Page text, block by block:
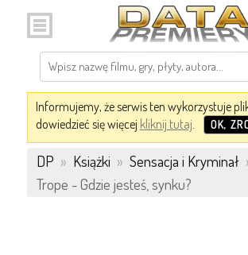
Informujemy, że serwis ten wykorzystuje
dowiedzieć się więcej kliknij tutaj. OK,
DP » Książki » Sensacja i Kryminał
Trope - Gdzie jesteś, synku?